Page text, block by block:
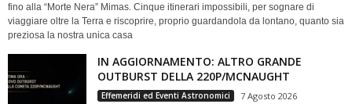
fino alla “Morte Nera” Mimas. Cinque itinerari impossibili, per sognare di
viaggiare oltre la Terra e riscoprire, proprio guardandola da lontano, quanto sia
preziosa la nostra unica casa
IN AGGIORNAMENTO: ALTRO GRANDE
OUTBURST DELLA 220P/MCNAUGHT
Effemeridi ed Eventi Astronomici 7 Agosto 2026